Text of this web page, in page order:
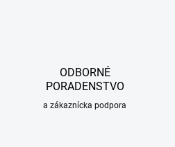
ODBORNÉ
PORADENSTVO
a zákaznícka podpora